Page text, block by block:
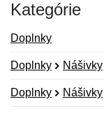
Kategórie
Doplnky
Doplnky Nášivky
Doplnky Nášivky